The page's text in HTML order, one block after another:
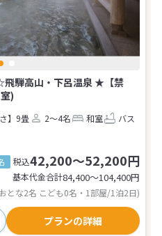
飛騨高山・下呂温泉 ★【禁
)
さ】9畳 2～4名 和室
バス
税込42,200～52,200円
基本代金合計84,400〜104,400円
とな2名 こども0名・1部屋/1泊2日)
プランの詳細